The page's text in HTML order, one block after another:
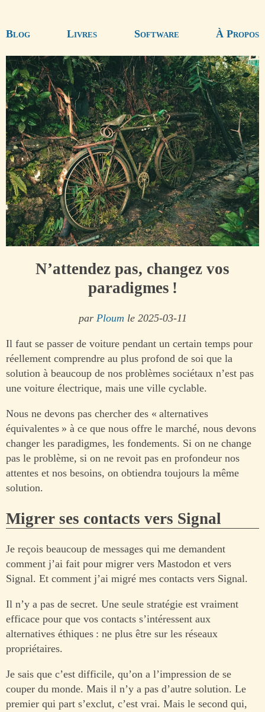
Blog Livres Software À Propos
N’attendez pas, changez vos
paradigmes !
par Ploum le 2025-03-11
Il faut se passer de voiture pendant un certain temps pour
réellement comprendre au plus profond de soi que la
solution à beaucoup de nos problèmes sociétaux n’est pas
une voiture électrique, mais une ville cyclable.
Nous ne devons pas chercher des « alternatives
équivalentes » à ce que nous offre le marché, nous devons
changer les paradigmes, les fondements. Si on ne change
pas le problème, si on ne revoit pas en profondeur nos
attentes et nos besoins, on obtiendra toujours la même
solution.
Migrer ses contacts vers Signal
Je reçois beaucoup de messages qui me demandent
comment j’ai fait pour migrer vers Mastodon et vers
Signal. Et comment j’ai migré mes contacts vers Signal.
Il n’y a pas de secret. Une seule stratégie est vraiment
efficace pour que vos contacts s’intéressent aux
alternatives éthiques : ne plus être sur les réseaux
propriétaires.
Je sais que c’est difficile, qu’on a l’impression de se
couper du monde. Mais il n’y a pas d’autre solution. Le
premier qui part s’exclut, c’est vrai. Mais le second qui,